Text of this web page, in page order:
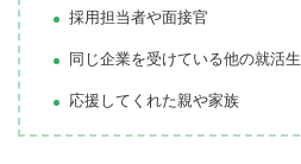
採用担当者や面接官
同じ企業を受けている他の就活生
応援してくれた親や家族